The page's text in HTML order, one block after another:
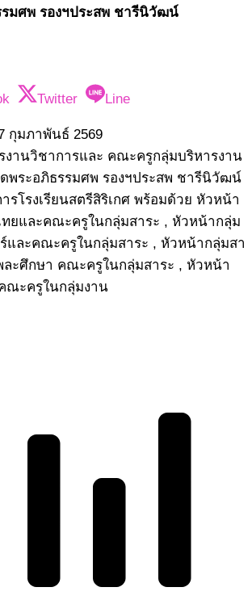
มศพ รองฯประสพ ชารีนิวัฒน์
Twitter Line
กุมภาพันธ์ 2569
งานวิชาการและ คณะครูกลุ่มบริหารงาน
พระอภิธรรมศพ รองฯประสพ ชารีนิวัฒน์
รโรงเรียนสตรีสิริเกศ พร้อมด้วย หัวหน้า
ยและคณะครูในกลุ่มสาระ , หัวหน้ากลุ่ม
และคณะครูในกลุ่มสาระ , หัวหน้ากลุ่มสา
ละศึกษา คณะครูในกลุ่มสาระ , หัวหน้า
ณะครูในกลุ่มงาน